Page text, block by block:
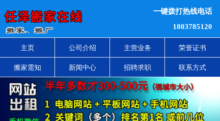
一键拨打热线电话
1803785120
主页 公司介绍 主营业务 荣誉证书
搬家需知 新闻中心 招聘求职 联系方式